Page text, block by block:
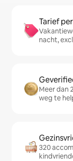
Tarief
nacht,
Meer dan
weg te
320